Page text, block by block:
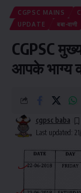
CGPSC MAINS
UPDATE
बबा-वाणी
CGPSC
आपके भाग्य
Last updated:
cgpsc baba